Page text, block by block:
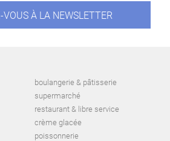
À LA NEWSLETTER
boulangerie & pâtisserie
supermarché
restaurant & libre service
crème glacée
poissonnerie